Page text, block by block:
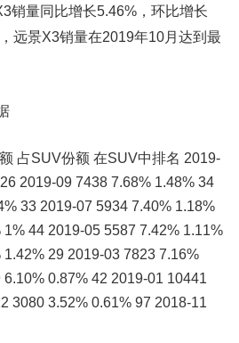
量同比增长5.46%，环比增长
远景X3销量在2019年10月达到最
占SUV份额 在SUV中排名 2019-
2019-09 7438 7.68% 1.48% 34
33 2019-07 5934 7.40% 1.18%
44 2019-05 5587 7.42% 1.11%
29 2019-03 7823 7.16%
0.87% 42 2019-01 10441
3080 3.52% 0.61% 97 2018-11